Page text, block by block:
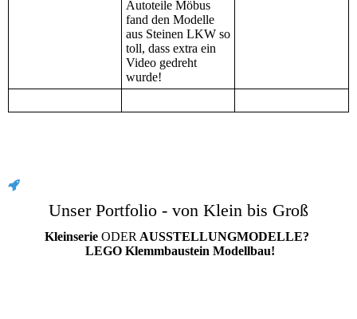
Autoteile Möbus
fand den Modelle
aus Steinen LKW so
toll, dass extra ein
Video gedreht
wurde!
Unser Portfolio - von Klein bis Groß
Kleinserie ODER AUSSTELLUNGMODELLE?
LEGO Klemmbaustein Modellbau!